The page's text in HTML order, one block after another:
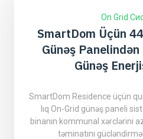
On Grid
SmartDom Üçün
Günəş
Günəş
SmartDom Residence üçün
lıq On-Grid günəş paneli
binanın kommunal xərclərini
təminatını